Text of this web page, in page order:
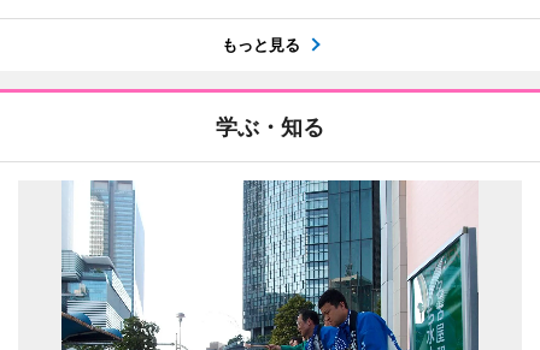
もっと見る
学ぶ・知る